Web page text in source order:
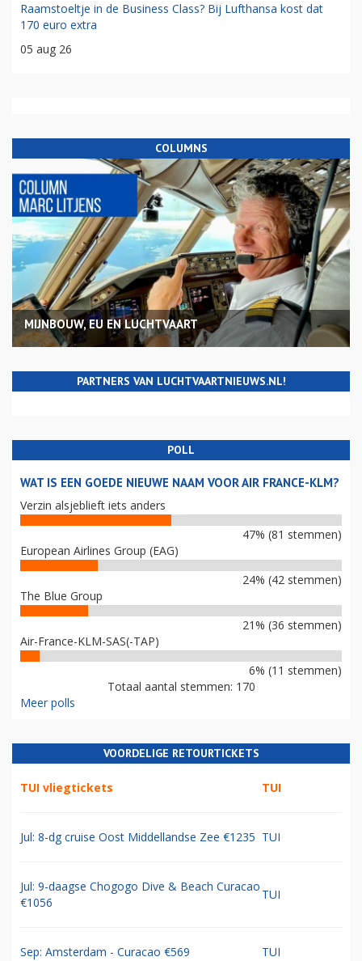
Raamstoeltje in de Business Class? Bij Lufthansa kost dat
170 euro extra
05 aug 26
COLUMNS
MIJNBOUW, EU EN LUCHTVAART
PARTNERS VAN LUCHTVAARTNIEUWS.NL!
POLL
WAT IS EEN GOEDE NIEUWE NAAM VOOR AIR FRANCE-KLM?
Verzin alsjeblieft iets anders
47% (81 stemmen)
European Airlines Group (EAG)
24% (42 stemmen)
The Blue Group
21% (36 stemmen)
Air-France-KLM-SAS(-TAP)
6% (11 stemmen)
Totaal aantal stemmen: 170
Meer polls
VOORDELIGE RETOURTICKETS
TUI vliegtickets TUI
Jul: 8-dg cruise Oost Middellandse Zee €1235 TUI
Jul: 9-daagse Chogogo Dive & Beach Curacao
€1056
TUI
Sep: Amsterdam - Curacao €569 TUI